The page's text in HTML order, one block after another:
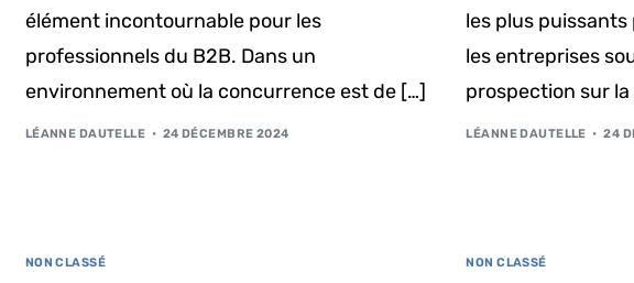
élément incontournable pour les
professionnels du B2B. Dans un
environnement où la concurrence est de […]
LÉANNE DAUTELLE 24 DÉCEMBRE 2024
les plus
les entreprises
prospection sur la
LÉANNE DAUTELLE 24
NON CLASSÉ NON CLASSÉ